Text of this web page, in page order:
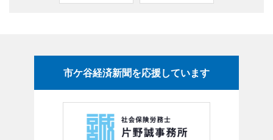
市ケ谷経済新聞を応援しています